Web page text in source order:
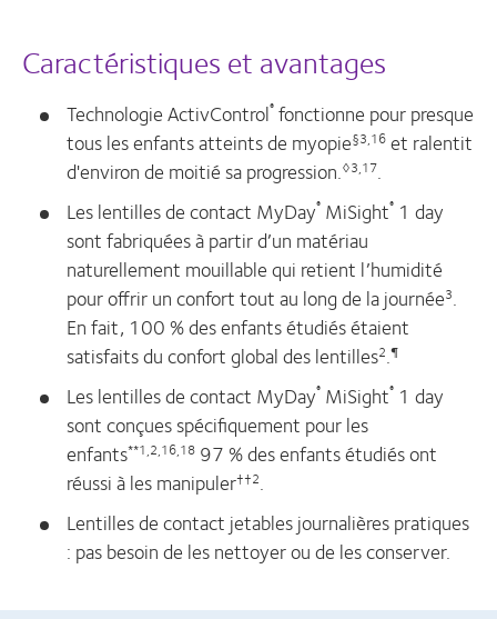
Caractéristiques et avantages
Technologie ActivControl® fonctionne pour presque
tous les enfants atteints de myopie§3,16 et ralentit
d'environ de moitié sa progression.◊3,17.
Les lentilles de contact MyDay® MiSight® 1 day
sont fabriquées à partir d’un matériau
naturellement mouillable qui retient l’humidité
pour offrir un confort tout au long de la journée3.
En fait, 100 % des enfants étudiés étaient
satisfaits du confort global des lentilles2.¶
Les lentilles de contact MyDay® MiSight® 1 day
sont conçues spécifiquement pour les
enfants**1,2,16,18 97 % des enfants étudiés ont
réussi à les manipuler††2.
Lentilles de contact jetables journalières pratiques
: pas besoin de les nettoyer ou de les conserver.